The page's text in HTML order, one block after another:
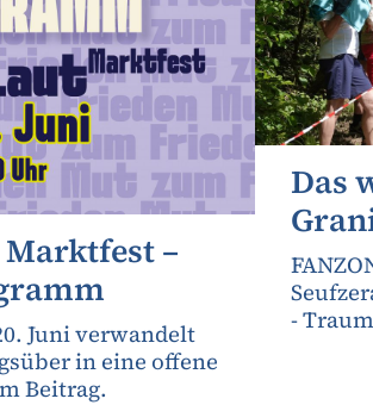
–
Juni verwandelt
in eine offene
Beitrag.
Das
-